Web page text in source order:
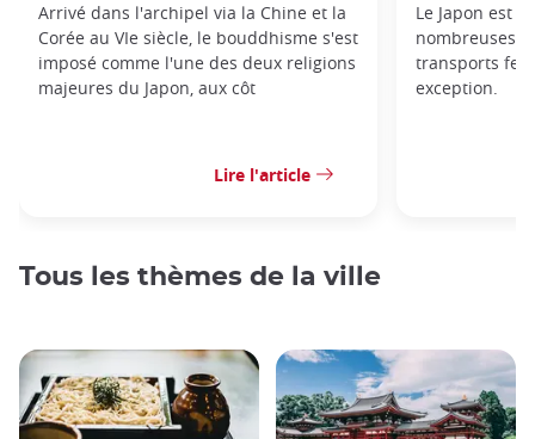
Arrivé dans l'archipel via la Chine et la
Corée au VIe siècle, le bouddhisme s'est
imposé comme l'une des deux religions
majeures du Japon, aux côt
Lire l'article
Le Japon est
nombreuses
transports
exception.
Tous les thèmes de la ville